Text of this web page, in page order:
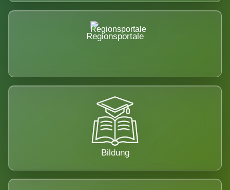
Regionsportale
Bildung